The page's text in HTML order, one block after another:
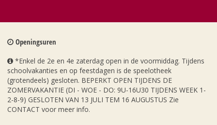
Openingsuren
*Enkel de 2e en 4e zaterdag open in de voormiddag. Tijdens
schoolvakanties en op feestdagen is de speelotheek
(grotendeels) gesloten. BEPERKT OPEN TIJDENS DE
ZOMERVAKANTIE (DI - WOE - DO: 9U-16U30 TIJDENS WEEK 1-
2-8-9) GESLOTEN VAN 13 JULI TEM 16 AUGUSTUS Zie
CONTACT voor meer info.